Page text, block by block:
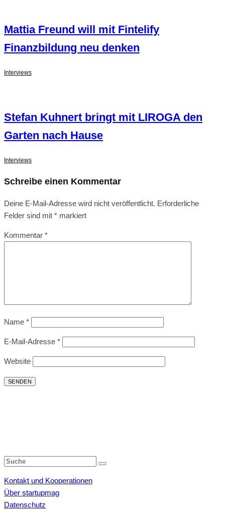
Mattia Freund will mit Fintelify
Finanzbildung neu denken
Interviews
Stefan Kuhnert bringt mit LIROGA den
Garten nach Hause
Interviews
Schreibe einen Kommentar
Deine E-Mail-Adresse wird nicht veröffentlicht. Erforderliche
Felder sind mit * markiert
Kommentar *
Name *
E-Mail-Adresse *
Website
Kontakt und Kooperationen
Über startupmag
Datenschutz